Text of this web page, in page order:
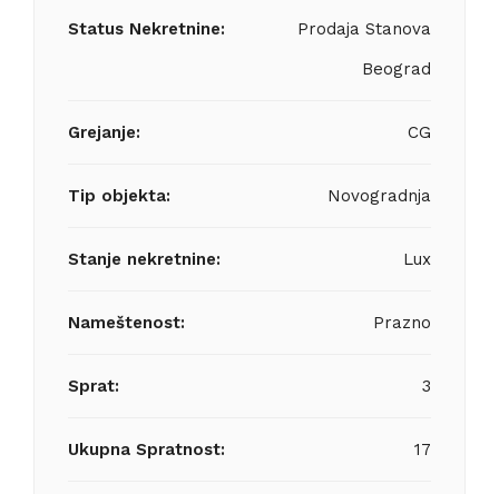
Status Nekretnine:
Prodaja Stanova
Beograd
Grejanje: CG
Tip objekta: Novogradnja
Stanje nekretnine: Lux
Nameštenost: Prazno
Sprat: 3
Ukupna Spratnost: 17